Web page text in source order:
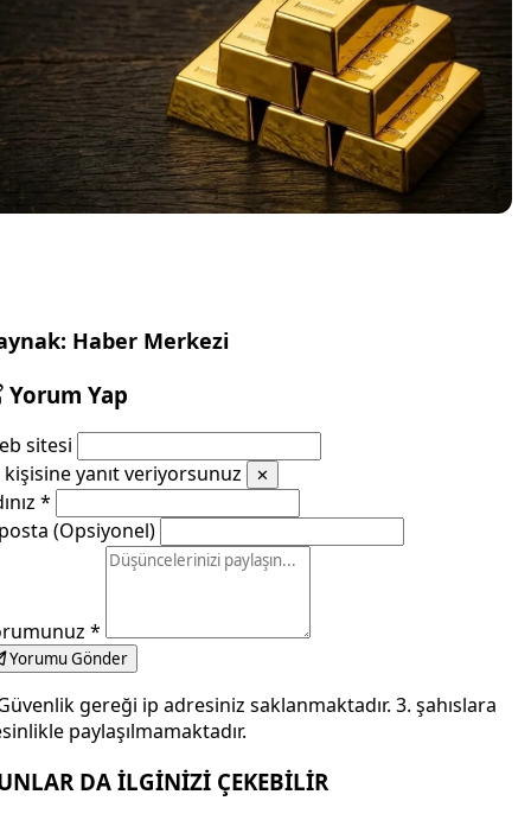
Haber Merkezi
Yorum Yap
sitesi
kişisine yanıt veriyorsunuz
✕
*
(Opsiyonel)
*
Yorumu Gönder
gereği ip adresiniz saklanmaktadır. 3. şahıslara
paylaşılmamaktadır.
DA İLGİNİZİ ÇEKEBİLİR